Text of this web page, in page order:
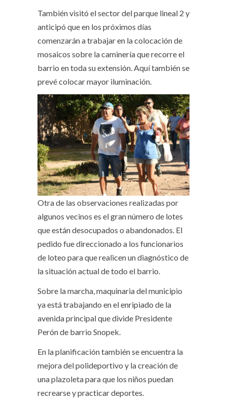
También visitó el sector del parque lineal 2 y
anticipó que en los próximos días
comenzarán a trabajar en la colocación de
mosaicos sobre la caminería que recorre el
barrio en toda su extensión. Aquí también se
prevé colocar mayor iluminación.
Otra de las observaciones realizadas por
algunos vecinos es el gran número de lotes
que están desocupados o abandonados. El
pedido fue direccionado a los funcionarios
de loteo para que realicen un diagnóstico de
la situación actual de todo el barrio.
Sobre la marcha, maquinaria del municipio
ya está trabajando en el enripiado de la
avenida principal que divide Presidente
Perón de barrio Snopek.
En la planificación también se encuentra la
mejora del polideportivo y la creación de
una plazoleta para que los niños puedan
recrearse y practicar deportes.